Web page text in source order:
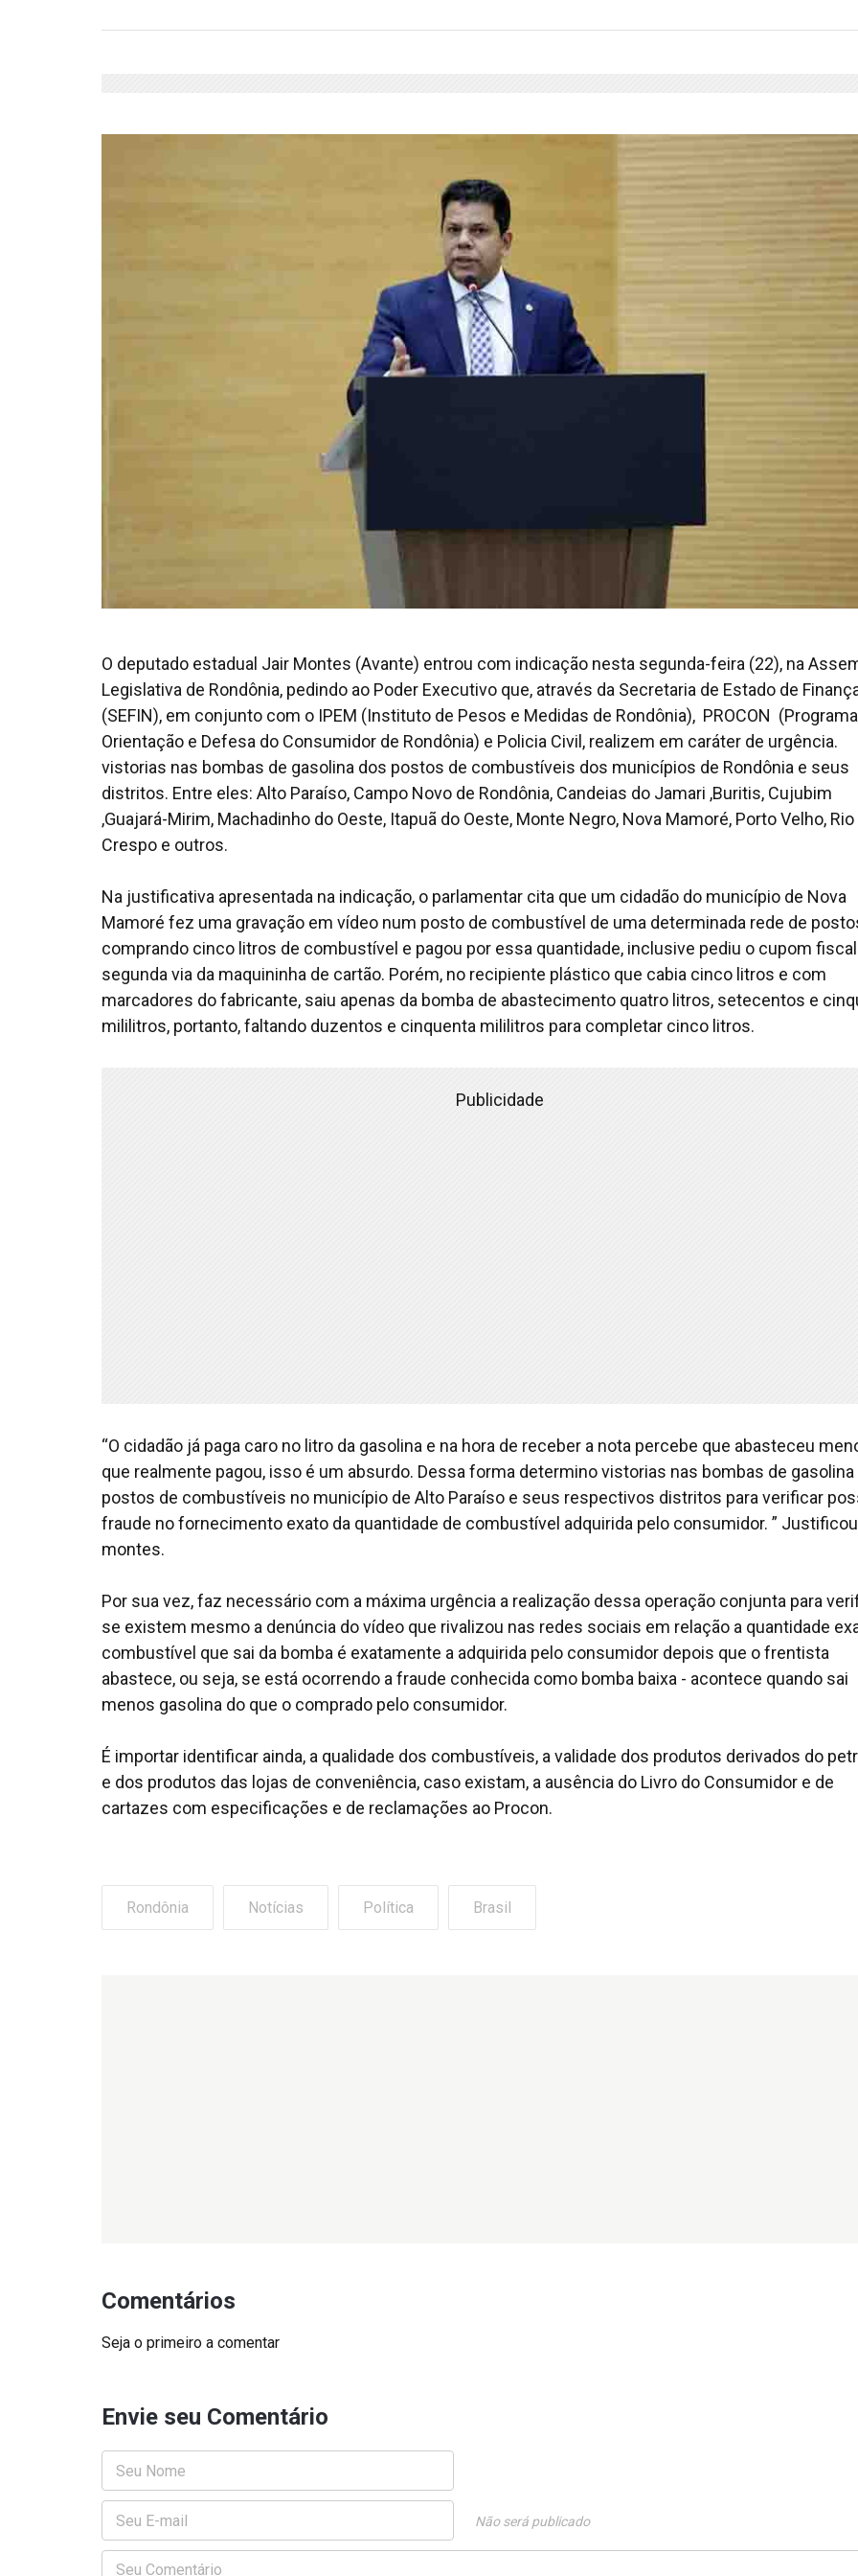
O deputado estadual Jair Montes (Avante) entrou com indicação nesta segunda-feira (22), na
Legislativa de Rondônia, pedindo ao Poder Executivo que, através da Secretaria de Estado de
(SEFIN), em conjunto com o IPEM (Instituto de Pesos e Medidas de Rondônia), PROCON
Orientação e Defesa do Consumidor de Rondônia) e Policia Civil, realizem em caráter de urgência.
vistorias nas bombas de gasolina dos postos de combustíveis dos municípios de Rondônia e seus
distritos. Entre eles: Alto Paraíso, Campo Novo de Rondônia, Candeias do Jamari ,Buritis, Cujubim
,Guajará-Mirim, Machadinho do Oeste, Itapuã do Oeste, Monte Negro, Nova Mamoré, Porto Velho, Rio
Crespo e outros.
Na justificativa apresentada na indicação, o parlamentar cita que um cidadão do município de Nova
Mamoré fez uma gravação em vídeo num posto de combustível de uma determinada rede de
comprando cinco litros de combustível e pagou por essa quantidade, inclusive pediu o cupom
segunda via da maquininha de cartão. Porém, no recipiente plástico que cabia cinco litros e com
marcadores do fabricante, saiu apenas da bomba de abastecimento quatro litros, setecentos e
mililitros, portanto, faltando duzentos e cinquenta mililitros para completar cinco litros.
Publicidade
“O cidadão já paga caro no litro da gasolina e na hora de receber a nota percebe que abasteceu
que realmente pagou, isso é um absurdo. Dessa forma determino vistorias nas bombas de gasolina
postos de combustíveis no município de Alto Paraíso e seus respectivos distritos para verificar
fraude no fornecimento exato da quantidade de combustível adquirida pelo consumidor. ”
montes.
Por sua vez, faz necessário com a máxima urgência a realização dessa operação conjunta para
se existem mesmo a denúncia do vídeo que rivalizou nas redes sociais em relação a quantidade
combustível que sai da bomba é exatamente a adquirida pelo consumidor depois que o frentista
abastece, ou seja, se está ocorrendo a fraude conhecida como bomba baixa - acontece quando sai
menos gasolina do que o comprado pelo consumidor.
É importar identificar ainda, a qualidade dos combustíveis, a validade dos produtos derivados do
e dos produtos das lojas de conveniência, caso existam, a ausência do Livro do Consumidor e de
cartazes com especificações e de reclamações ao Procon.
Rondônia Notícias Política Brasil
Comentários
Seja o primeiro a comentar
Envie seu Comentário
Não será publicado